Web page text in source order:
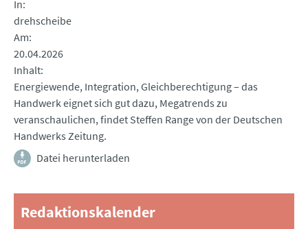
In
drehscheibe
Am
20.04.2026
Inhalt
Energiewende, Integration, Gleichberechtigung – das
Handwerk eignet sich gut dazu, Megatrends zu
veranschaulichen, findet Steffen Range von der Deutschen
Handwerks Zeitung.
Datei herunterladen
Redaktionskalender